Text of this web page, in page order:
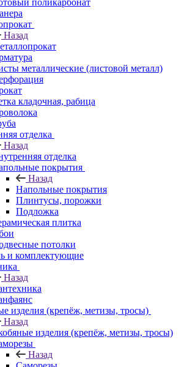
поликарбонат
Назад
металлические (листовой металл)
кладочная, рабица
отделка
Назад
отделка
покрытия
Назад
Напольные покрытия
Плинтусы, порожки
Подложка
плитка
потолки
и комплектующие
Назад
изделия (крепёж, метизы, тросы)
Назад
изделия (крепёж, метизы, тросы)
Назад